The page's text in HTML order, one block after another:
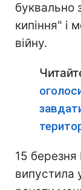
буквально
кипіння" і
війну.
15 березня
випустила